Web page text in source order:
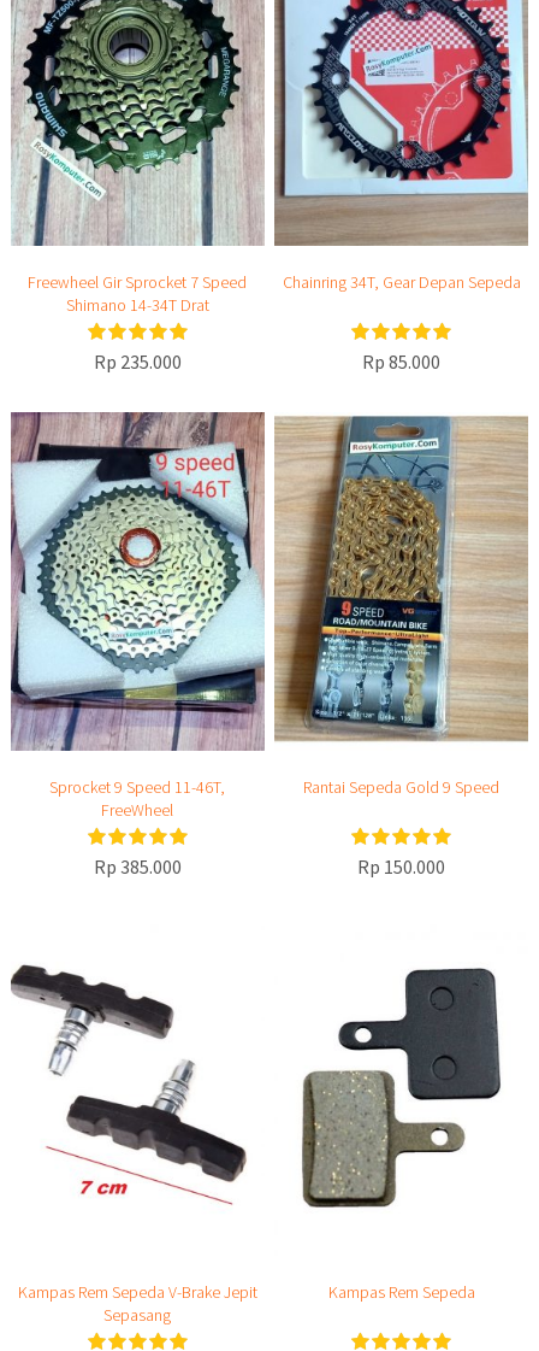
Freewheel Gir Sprocket 7 Speed
Shimano 14-34T Drat
Rp 235.000
Chainring 34T, Gear Depan Sepeda
Rp 85.000
Sprocket 9 Speed 11-46T,
FreeWheel
Rp 385.000
Rantai Sepeda Gold 9 Speed
Rp 150.000
Kampas Rem Sepeda V-Brake Jepit
Sepasang
Kampas Rem Sepeda